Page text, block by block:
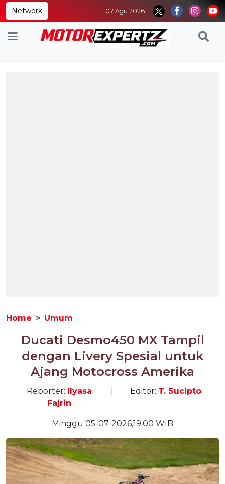
Network 07 Agu 2026
Home Umum
Ducati Desmo450 MX Tampil
dengan Livery Spesial untuk
Ajang Motocross Amerika
Reporter: Ilyasa
Fajrin
Editor: T. Sucipto
Minggu 05-07-2026,19:00 WIB